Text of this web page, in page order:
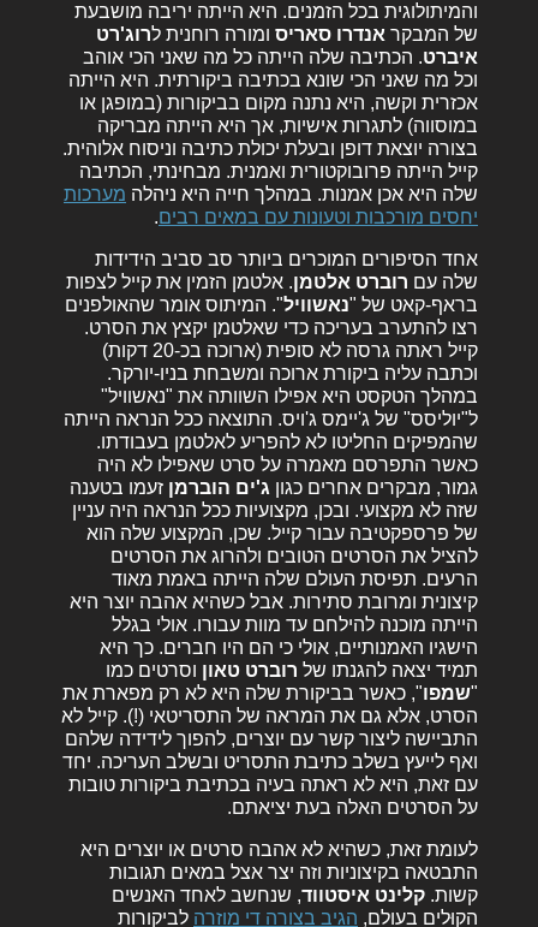
והמיתולוגית בכל הזמנים. היא הייתה יריבה מושבעת
של המבקר אנדרו סאריס ומורה רוחנית לרוג'רט
איברט. הכתיבה שלה הייתה כל מה שאני הכי אוהב
וכל מה שאני הכי שונא בכתיבה ביקורתית. היא הייתה
אכזרית וקשה, היא נתנה מקום בביקורות (במופגן או
במוסווה) לתגרות אישיות, אך היא הייתה מבריקה
בצורה יוצאת דופן ובעלת יכולת כתיבה וניסוח אלוהית.
קייל הייתה פרובוקטורית ואמנית. מבחינתי, הכתיבה
שלה היא אכן אמנות. במהלך חייה היא ניהלה מערכות
יחסים מורכבות וטעונות עם במאים רבים.
אחד הסיפורים המוכרים ביותר סב סביב הידידות
שלה עם רוברט אלטמן. אלטמן הזמין את קייל לצפות
בראף-קאט של "נאשוויל". המיתוס אומר שהאולפנים
רצו להתערב בעריכה כדי שאלטמן יקצץ את הסרט.
קייל ראתה גרסה לא סופית (ארוכה בכ-20 דקות)
וכתבה עליה ביקורת ארוכה ומשבחת בניו-יורקר.
במהלך הטקסט היא אפילו השוותה את "נאשוויל"
ל"יוליסס" של ג'יימס ג'ויס. התוצאה ככל הנראה הייתה
שהמפיקים החליטו לא להפריע לאלטמן בעבודתו.
כאשר התפרסם מאמרה על סרט שאפילו לא היה
גמור, מבקרים אחרים כגון ג'ים הוברמן זעמו בטענה
שזה לא מקצועי. ובכן, מקצועיות ככל הנראה היה עניין
של פרספקטיבה עבור קייל. שכן, המקצוע שלה הוא
להציל את הסרטים הטובים ולהרוג את הסרטים
הרעים. תפיסת העולם שלה הייתה באמת מאוד
קיצונית ומרובת סתירות. אבל כשהיא אהבה יוצר היא
הייתה מוכנה להילחם עד מוות עבורו. אולי בגלל
הישגיו האמנותיים, אולי כי הם היו חברים. כך היא
תמיד יצאה להגנתו של רוברט טאון וסרטים כמו
"שמפו", כאשר בביקורת שלה היא לא רק מפארת את
הסרט, אלא גם את המראה של התסריטאי (!). קייל לא
התביישה ליצור קשר עם יוצרים, להפוך לידידה שלהם
ואף לייעץ בשלב כתיבת התסריט ובשלב העריכה. יחד
עם זאת, היא לא ראתה בעיה בכתיבת ביקורות טובות
על הסרטים האלה בעת יציאתם.
לעומת זאת, כשהיא לא אהבה סרטים או יוצרים היא
התבטאה בקיצוניות וזה יצר אצל במאים תגובות
קשות. קלינט איסטווד, שנחשב לאחד האנשים
הקוּלים בעולם, הגיב בצורה די מוזרה לביקורות